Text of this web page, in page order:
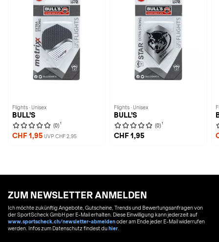
Flights · Unisex
BULL'S
(0) 1
CHF 1,95 UVP CHF 2,95
Flights · Unisex
BULL'S
(0) 1
CHF 1,95
ZUM NEWSLETTER ANMELDEN
Ich möchte zukünftig Angebote, Gutscheine, Trends und Bewertungsanfragen von
der SportScheck GmbH per E-Mail erhalten. Diese Einwilligung kann jederzeit auf
www.sportscheck.ch/newsletter-abmeldenoder am Ende jeder E-Mail widerrufen
werden. Infos zum Datenschutz findest duhier